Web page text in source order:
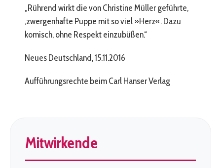
„Rührend wirkt die von Christine Müller geführte,
‚zwergenhafte Puppe mit so viel »Herz«. Dazu
komisch, ohne Respekt einzubüßen.“
Neues Deutschland, 15.11.2016
Aufführungsrechte beim Carl Hanser Verlag
Mitwirkende